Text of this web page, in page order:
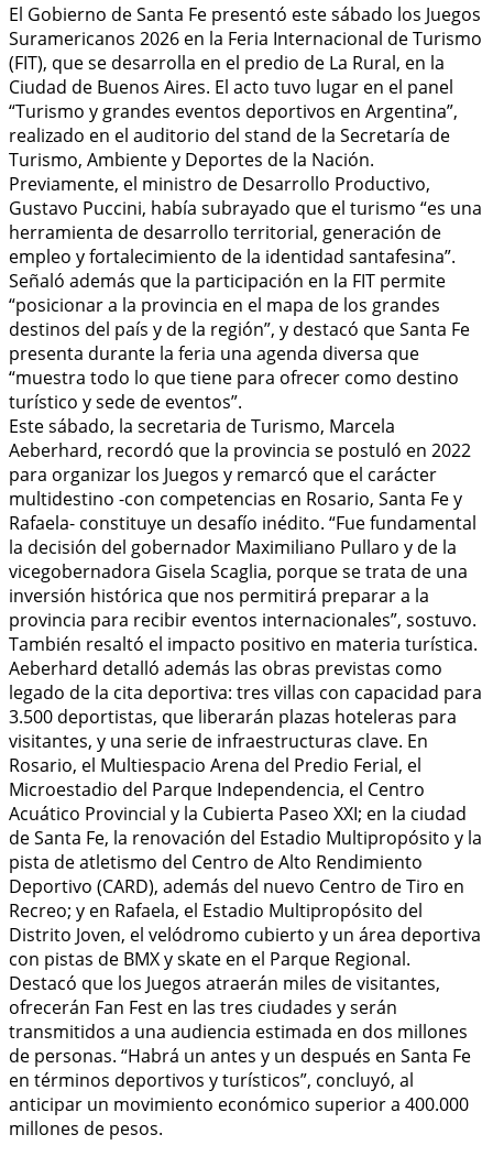
El Gobierno de Santa Fe presentó este sábado los Juegos
Suramericanos 2026 en la Feria Internacional de Turismo
(FIT), que se desarrolla en el predio de La Rural, en la
Ciudad de Buenos Aires. El acto tuvo lugar en el panel
“Turismo y grandes eventos deportivos en Argentina”,
realizado en el auditorio del stand de la Secretaría de
Turismo, Ambiente y Deportes de la Nación.
Previamente, el ministro de Desarrollo Productivo,
Gustavo Puccini, había subrayado que el turismo “es una
herramienta de desarrollo territorial, generación de
empleo y fortalecimiento de la identidad santafesina”.
Señaló además que la participación en la FIT permite
“posicionar a la provincia en el mapa de los grandes
destinos del país y de la región”, y destacó que Santa Fe
presenta durante la feria una agenda diversa que
“muestra todo lo que tiene para ofrecer como destino
turístico y sede de eventos”.
Este sábado, la secretaria de Turismo, Marcela
Aeberhard, recordó que la provincia se postuló en 2022
para organizar los Juegos y remarcó que el carácter
multidestino -con competencias en Rosario, Santa Fe y
Rafaela- constituye un desafío inédito. “Fue fundamental
la decisión del gobernador Maximiliano Pullaro y de la
vicegobernadora Gisela Scaglia, porque se trata de una
inversión histórica que nos permitirá preparar a la
provincia para recibir eventos internacionales”, sostuvo.
También resaltó el impacto positivo en materia turística.
Aeberhard detalló además las obras previstas como
legado de la cita deportiva: tres villas con capacidad para
3.500 deportistas, que liberarán plazas hoteleras para
visitantes, y una serie de infraestructuras clave. En
Rosario, el Multiespacio Arena del Predio Ferial, el
Microestadio del Parque Independencia, el Centro
Acuático Provincial y la Cubierta Paseo XXI; en la ciudad
de Santa Fe, la renovación del Estadio Multipropósito y la
pista de atletismo del Centro de Alto Rendimiento
Deportivo (CARD), además del nuevo Centro de Tiro en
Recreo; y en Rafaela, el Estadio Multipropósito del
Distrito Joven, el velódromo cubierto y un área deportiva
con pistas de BMX y skate en el Parque Regional.
Destacó que los Juegos atraerán miles de visitantes,
ofrecerán Fan Fest en las tres ciudades y serán
transmitidos a una audiencia estimada en dos millones
de personas. “Habrá un antes y un después en Santa Fe
en términos deportivos y turísticos”, concluyó, al
anticipar un movimiento económico superior a 400.000
millones de pesos.